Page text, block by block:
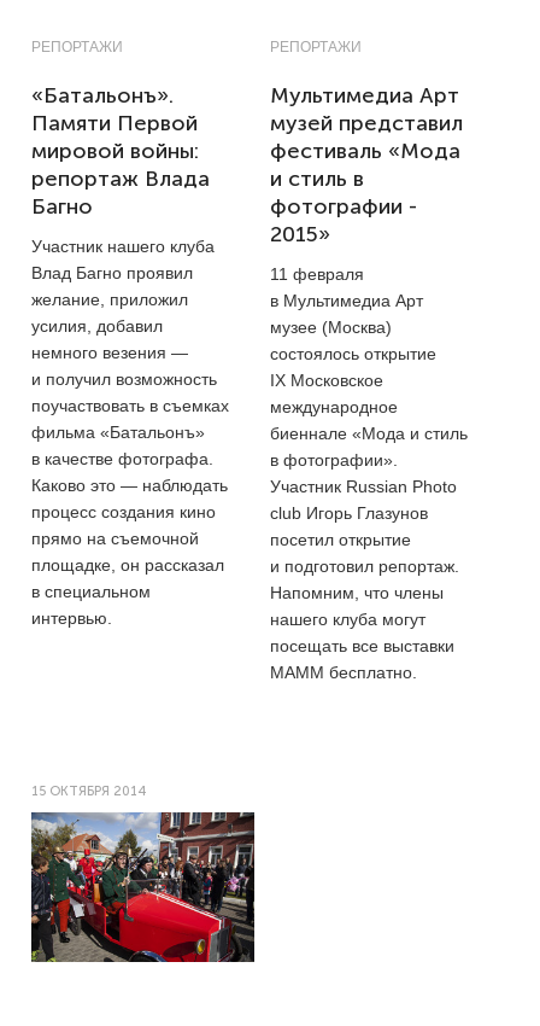
РЕПОРТАЖИ
«Батальонъ».
Памяти Первой
мировой войны:
репортаж Влада
Багно
Участник нашего клуба
Влад Багно проявил
желание, приложил
усилия, добавил
немного везения —
и получил возможность
поучаствовать в съемках
фильма «Батальонъ»
в качестве фотографа.
Каково это — наблюдать
процесс создания кино
прямо на съемочной
площадке, он рассказал
в специальном
интервью.
РЕПОРТАЖИ
Мультимедиа Арт
музей представил
фестиваль «Мода
и стиль в
фотографии -
2015»
11 февраля
в Мультимедиа Арт
музее (Москва)
состоялось открытие
IX Московское
международное
биеннале «Мода и стиль
в фотографии».
Участник Russian Photo
club Игорь Глазунов
посетил открытие
и подготовил репортаж.
Напомним, что члены
нашего клуба могут
посещать все выставки
МАММ бесплатно.
15 ОКТЯБРЯ 2014